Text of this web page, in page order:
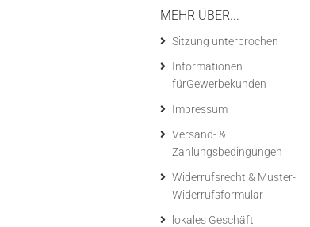
MEHR ÜBER...
Sitzung unterbrochen
Informationen
fürGewerbekunden
Impressum
Versand- &
Zahlungsbedingungen
Widerrufsrecht & Muster-
Widerrufsformular
lokales Geschäft